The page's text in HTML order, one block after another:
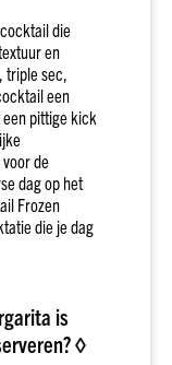
die
en
, triple sec,
een
pittige kick
de
dag op het
Frozen
die je dag
is
◊